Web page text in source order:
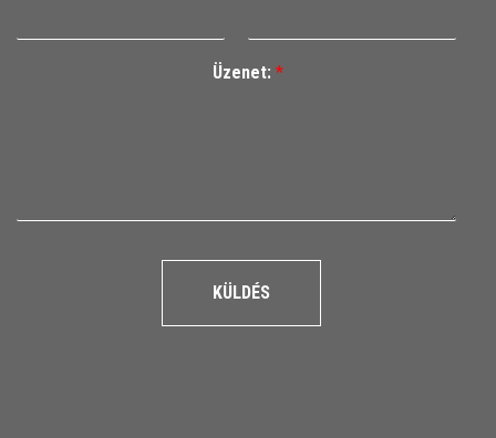
Üzenet: *
KÜLDÉS